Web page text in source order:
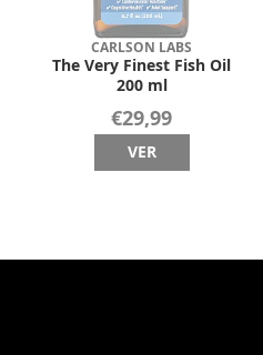
CARLSON LABS
The Very Finest Fish Oil
200 ml
€29,99
VER